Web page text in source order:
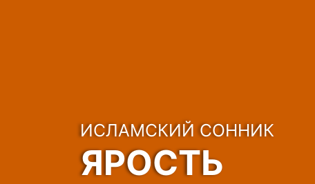
ИСЛАМСКИЙ СОННИК
ЯРОСТЬ